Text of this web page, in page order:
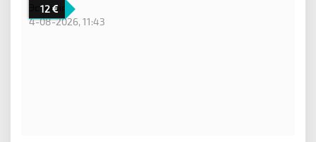
12
Эстония
4-08-2026, 11:43